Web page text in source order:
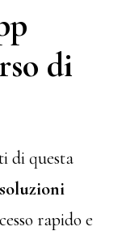
di
di questa
soluzioni
rapido e